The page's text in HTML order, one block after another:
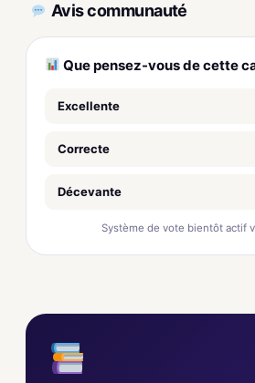
Avis communauté
Que pensez-vous de cette
Excellente
Correcte
Décevante
Système de vote bientôt actif